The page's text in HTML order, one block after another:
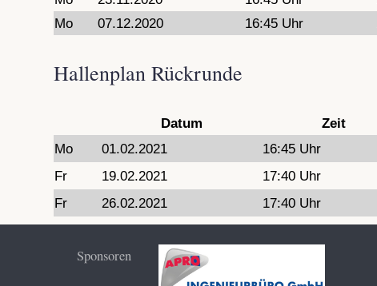
Mo
07.12.2020 16:45 Uhr
Hallenplan Rückrunde
Datum Zeit
Mo
01.02.2021 16:45 Uhr
Fr
19.02.2021 17:40 Uhr
Fr
26.02.2021 17:40 Uhr
Sponsoren